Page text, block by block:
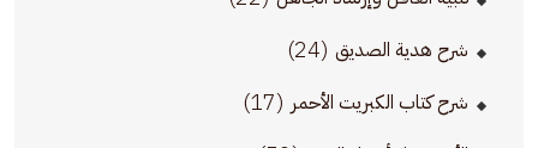
شرح هدية الصديق (24)
شرح كتاب الكبريت الأحمر (17)